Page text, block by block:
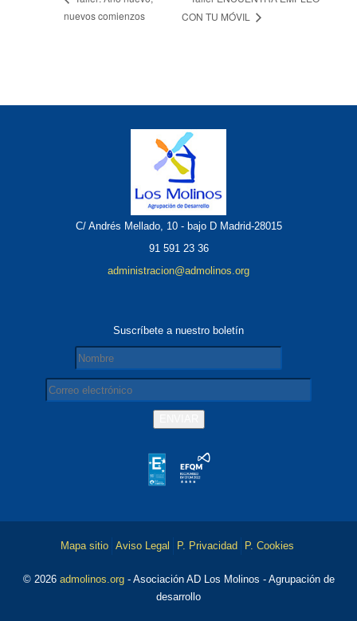
nuevos comienzos
CON TU MÓVIL
C/ Andrés Mellado, 10 - bajo D Madrid-28015
91 591 23 36
administracion@admolinos.org
Suscríbete a nuestro boletín
Mapa sitio Aviso Legal P. Privacidad P. Cookies
© 2026 admolinos.org- Asociación AD Los Molinos - Agrupación de
desarrollo